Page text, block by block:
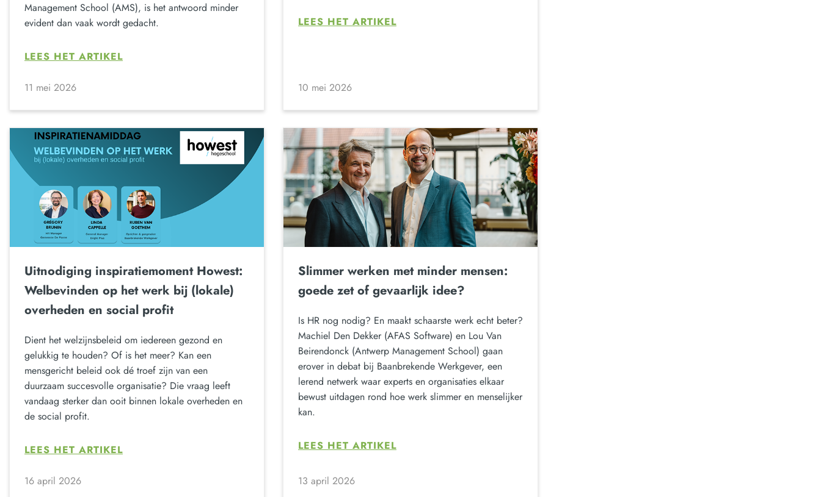
Management School (AMS), is het antwoord minder
evident dan vaak wordt gedacht.
LEES HET ARTIKEL
11 mei 2026
LEES HET ARTIKEL
10 mei 2026
Uitnodiging inspiratiemoment Howest:
Welbevinden op het werk bij (lokale)
overheden en social profit
Dient het welzijnsbeleid om iedereen gezond en
gelukkig te houden? Of is het meer? Kan een
mensgericht beleid ook dé troef zijn van een
duurzaam succesvolle organisatie? Die vraag leeft
vandaag sterker dan ooit binnen lokale overheden en
de social profit.
LEES HET ARTIKEL
16 april 2026
Slimmer werken met minder mensen:
goede zet of gevaarlijk idee?
Is HR nog nodig? En maakt schaarste werk echt beter?
Machiel Den Dekker (AFAS Software) en Lou Van
Beirendonck (Antwerp Management School) gaan
erover in debat bij Baanbrekende Werkgever, een
lerend netwerk waar experts en organisaties elkaar
bewust uitdagen rond hoe werk slimmer en menselijker
kan.
LEES HET ARTIKEL
13 april 2026